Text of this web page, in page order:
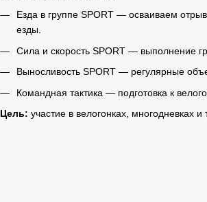
Езда в группе SPORT — осваиваем
езды.
Сила и скорость SPORT — выполнение
Выносливость SPORT — регулярные
Командная тактика — подготовка к
Цель: участие в велогонках, многодневках